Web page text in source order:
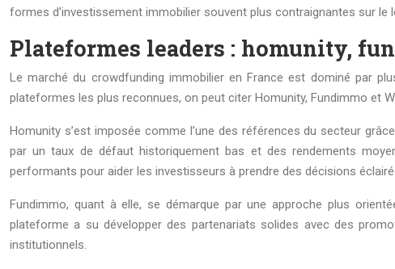
formes d’investissement immobilier souvent plus contraignantes sur le
Plateformes leaders : homunity,
Le marché du crowdfunding immobilier en France est dominé par
plateformes les plus reconnues, on peut citer Homunity, Fundimmo et
Homunity s’est imposée comme l’une des références du secteur
par un taux de défaut historiquement bas et des rendements
performants pour aider les investisseurs à prendre des décisions
Fundimmo, quant à elle, se démarque par une approche plus
plateforme a su développer des partenariats solides avec des
institutionnels.